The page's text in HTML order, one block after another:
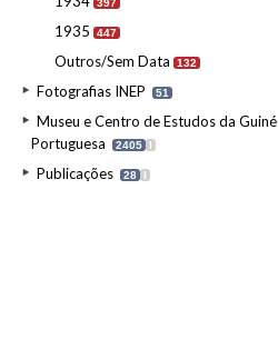
397
1935 447
Outros/Sem Data 132
Fotografias INEP 51
Museu e Centro de Estudos da Guiné
Portuguesa
2405 I
Publicações 28 I